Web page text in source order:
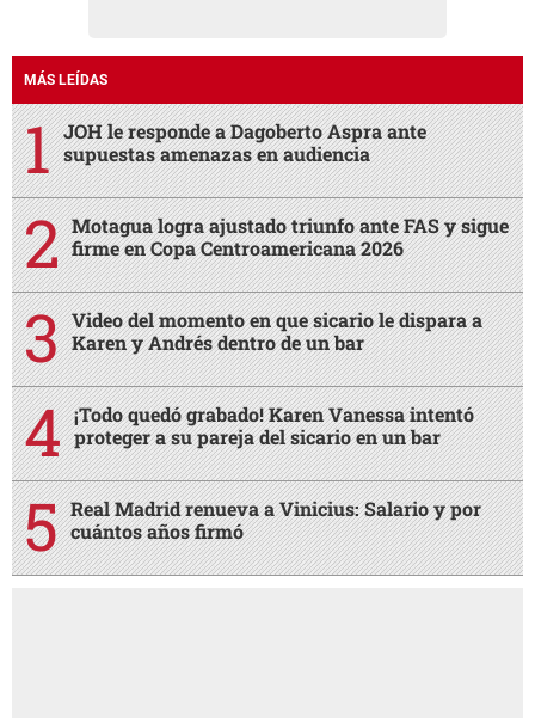
MÁS LEÍDAS
JOH le responde a Dagoberto Aspra ante
supuestas amenazas en audiencia
Motagua logra ajustado triunfo ante FAS y sigue
firme en Copa Centroamericana 2026
Video del momento en que sicario le dispara a
Karen y Andrés dentro de un bar
¡Todo quedó grabado! Karen Vanessa intentó
proteger a su pareja del sicario en un bar
Real Madrid renueva a Vinicius: Salario y por
cuántos años firmó